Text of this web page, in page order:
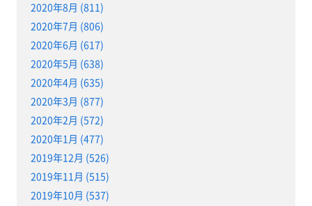
2020年8月 (811)
2020年7月 (806)
2020年6月 (617)
2020年5月 (638)
2020年4月 (635)
2020年3月 (877)
2020年2月 (572)
2020年1月 (477)
2019年12月 (526)
2019年11月 (515)
2019年10月 (537)